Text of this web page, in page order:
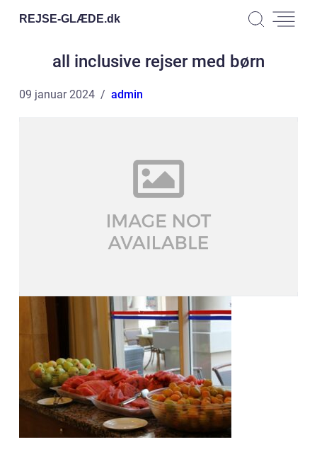
REJSE-GLÆDE.dk
all inclusive rejser med børn
09 januar 2024 admin